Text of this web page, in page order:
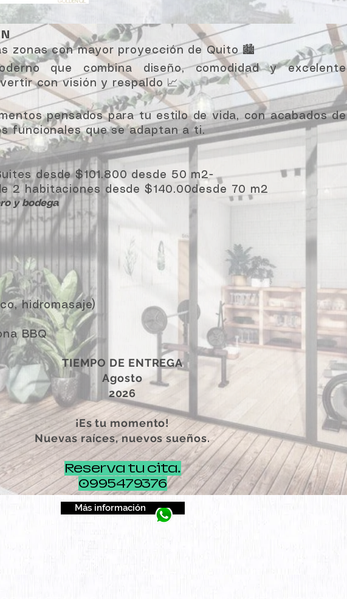
zonas con mayor proyección de Quito 🏙️
que combina diseño, comodidad y excelente
con visión y respaldo 📈
pensados para tu estilo de vida, con acabados de
funcionales que se adaptan a ti.
desde $101.800 desde 50 m2-
2 habitaciones desde $140.00desde 70 m2
y bodega
hidromasaje)
BBQ
TIEMPO DE ENTREGA
Agosto
2026
¡Es tu momento!
Nuevas raíces, nuevos sueños.
Reserva tu cita.
0995479376
Más información